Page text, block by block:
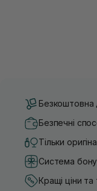
Безкоштовна
Безпечні
Тільки
Система
Кращі ціни